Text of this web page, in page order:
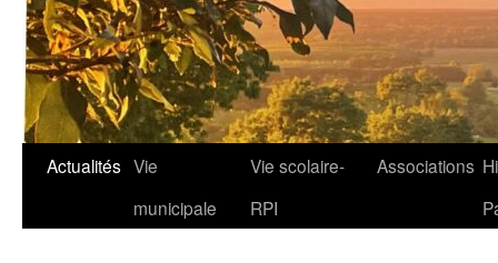
Aller
Actualités Vie
municipale
Vie scolaire-
RPI
Associations